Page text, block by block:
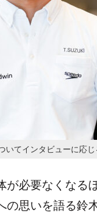
いてインタビューに応
が必要なくな
の思いを語る鈴